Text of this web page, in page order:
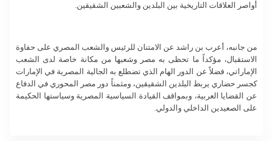
أواصر العلاقات التاريخية بين البلدين والشعبين الشقيقين.
من جانبه، أعرب بن راشد عن الامتنان للرئيس والشعب المصري على حفاوة
الاستقبال، مؤكداً ما تحظى به مصر وشعبها من مكانة خاصة لدى الشعب
الإماراتي، فضلاً عن الدور الهام الذي تضطلع به الجالية المصرية في الإمارات
كجسر حضاري يربط البلدين الشقيقين، ومثمناً دور مصر المحوري في الدفاع
عن القضايا العربية، وبمواقف القيادة السياسية المصرية وسياستها الحكيمة
على الصعيدين الداخلي والدولي.